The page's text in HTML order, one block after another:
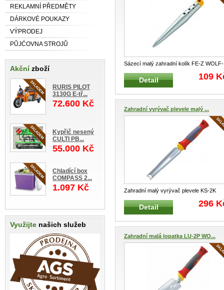
REKLAMNÍ PŘEDMĚTY
DÁRKOVÉ POUKAZY
VÝPRODEJ
PŮJĆOVNA STROJŮ
Akčnízboží
RURIS PILOT
3130G E-tř...
72.600 Kč
Kypřič nesený
CULTI PB...
55.000 Kč
Chladící box
COMPASS 2...
1.097 Kč
Využijte našich služeb
Sázecí malý zahradní kolík FE-Z WOLF-
Garten Zahradní kolík pro
Detail 109
Zahradní vyrývač plevele malý ...
Zahradní malý vyrývač plevele KS-2K
WOLF-Garten...
Detail 296
Zahradní malá lopatka LU-2P WO...